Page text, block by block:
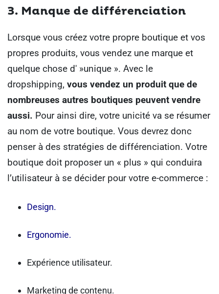
3. Manque de différenciation
Lorsque vous créez votre propre boutique et vos
propres produits, vous vendez une marque et
quelque chose d' »unique ». Avec le
dropshipping, vous vendez un produit que de
nombreuses autres boutiques peuvent vendre
aussi. Pour ainsi dire, votre unicité va se résumer
au nom de votre boutique. Vous devrez donc
penser à des stratégies de différenciation. Votre
boutique doit proposer un « plus » qui conduira
l’utilisateur à se décider pour votre e-commerce :
Design.
Ergonomie.
Expérience utilisateur.
Marketing de contenu.